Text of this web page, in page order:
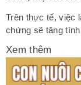
Trên thực tế, việc
chứng sẽ tăng
01 người làm
lập di chúc có...
Xem thêm